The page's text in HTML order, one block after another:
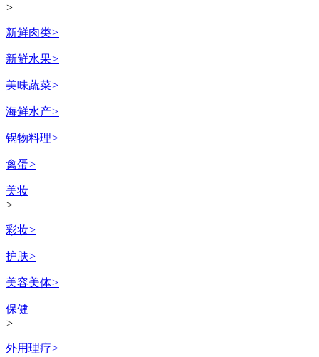
>
新鲜肉类>
新鲜水果>
美味蔬菜>
海鲜水产>
锅物料理>
禽蛋>
美妆
>
彩妆>
护肤>
美容美体>
保健
>
外用理疗>